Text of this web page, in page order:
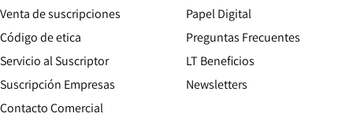
Venta de suscripciones
Código de etica Opens in new window
Servicio al Suscriptor
Suscripción Empresas
Contacto Comercial
Papel Digital
Preguntas Frecuentes
LT Beneficios
Newsletters